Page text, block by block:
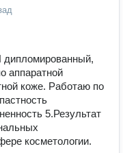
дипломированный,
аппаратной
коже. Работаю по
5.Результат
косметологии.